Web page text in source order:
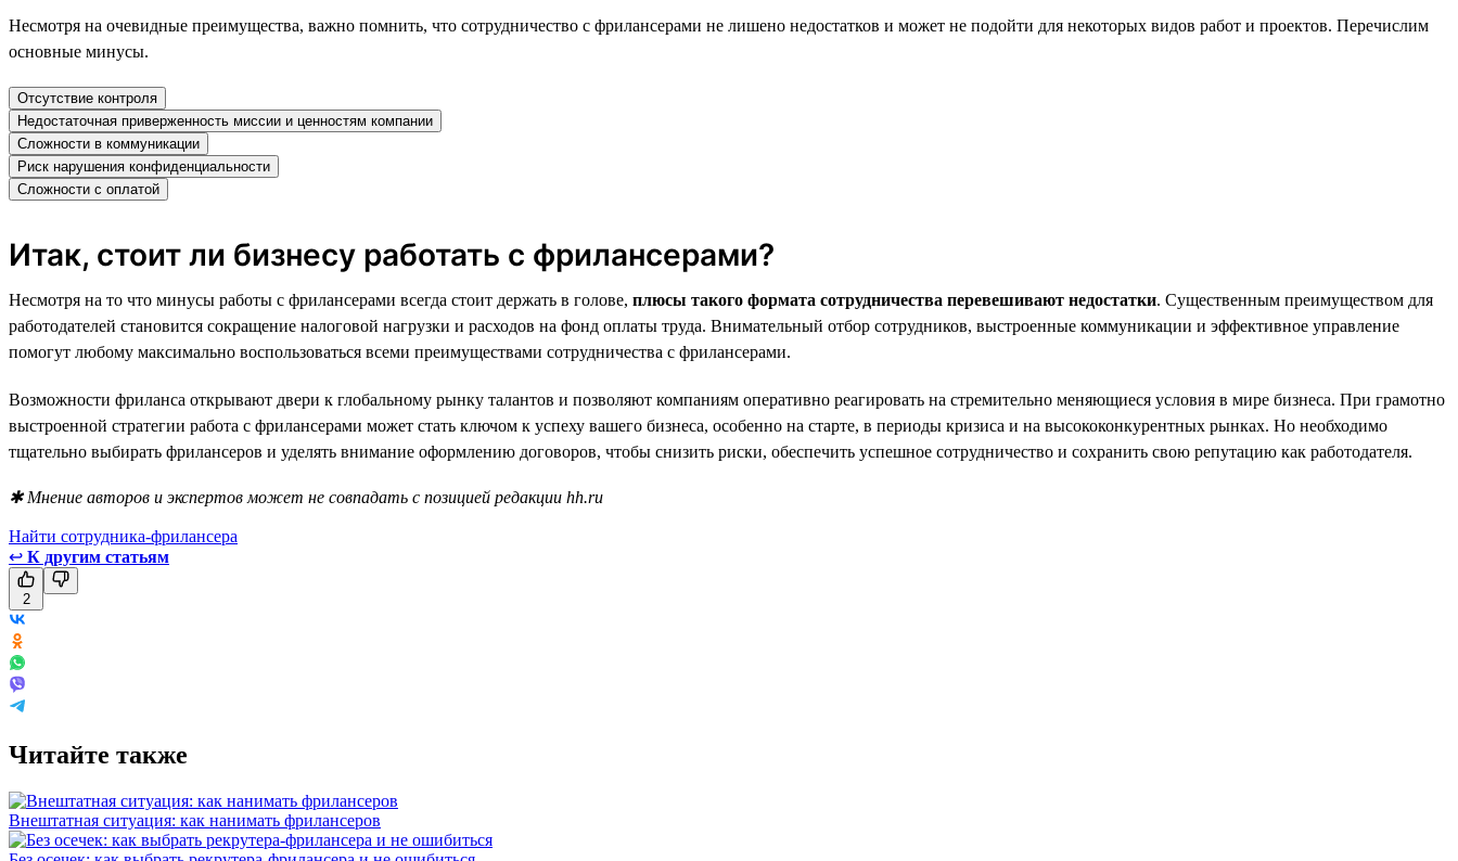
Несмотря на очевидные преимущества, важно помнить, что сотрудничество с фрилансерами не лишено недостатков и может не подойти для некоторых видов работ и проектов. Перечислим
основные минусы.
Отсутствие контроля
Недостаточная приверженность миссии и ценностям компании
Сложности в коммуникации
Риск нарушения конфиденциальности
Сложности с оплатой
Итак, стоит ли бизнесу работать с фрилансерами?
Несмотря на то что минусы работы с фрилансерами всегда стоит держать в голове, плюсы такого формата сотрудничества перевешивают недостатки. Существенным преимуществом для
работодателей становится сокращение налоговой нагрузки и расходов на фонд оплаты труда. Внимательный отбор сотрудников, выстроенные коммуникации и эффективное управление
помогут любому максимально воспользоваться всеми преимуществами сотрудничества с фрилансерами.
Возможности фриланса открывают двери к глобальному рынку талантов и позволяют компаниям оперативно реагировать на стремительно меняющиеся условия в мире бизнеса. При грамотно
выстроенной стратегии работа с фрилансерами может стать ключом к успеху вашего бизнеса, особенно на старте, в периоды кризиса и на высококонкурентных рынках. Но необходимо
тщательно выбирать фрилансеров и уделять внимание оформлению договоров, чтобы снизить риски, обеспечить успешное сотрудничество и сохранить свою репутацию как работодателя.
✱ Мнение авторов и экспертов может не совпадать с позицией редакции hh.ru
Найти сотрудника-фрилансера
↩ К другим статьям
2
Читайте также
Внештатная ситуация: как нанимать фрилансеров